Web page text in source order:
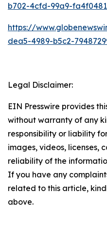
b702-4cfd-99a9-
https://
dea5-4989-b5c2-
Legal Disclaimer:
EIN Presswire provides
without warranty of any
responsibility or liability
images, videos, licenses,
reliability of the
If you have any
related to this article,
above.